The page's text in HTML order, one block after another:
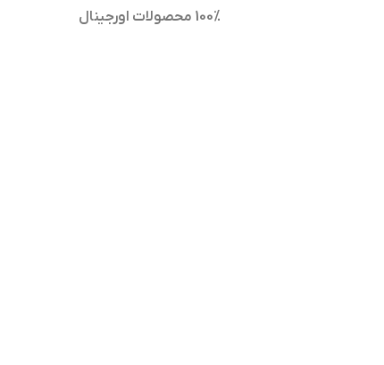
100% محصولات اورجینال